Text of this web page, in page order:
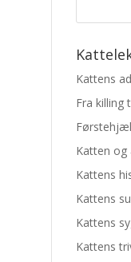
Kattens
Fra killing
Katten og
Kattens
Kattens
Kattens
Kattens